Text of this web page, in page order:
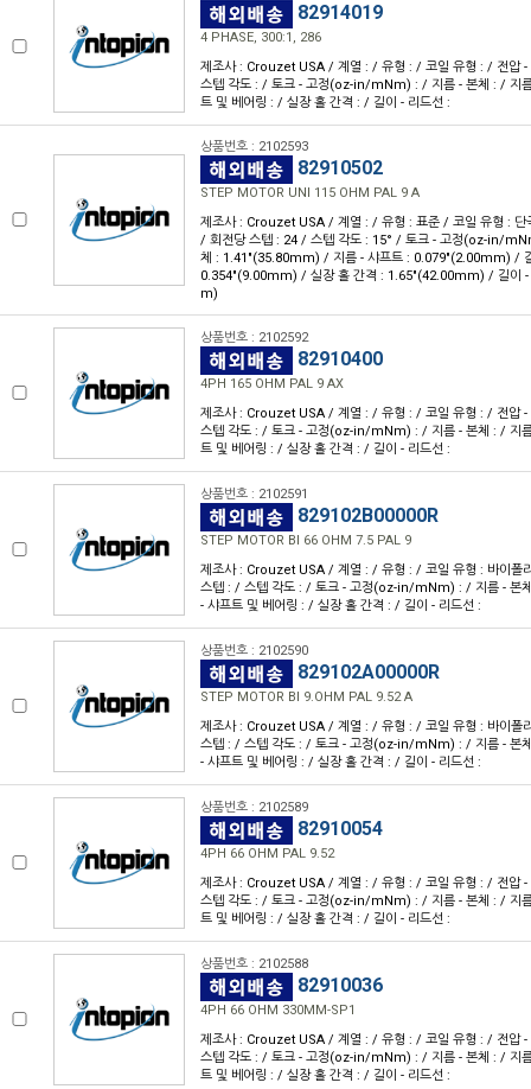
82914019
4 PHASE, 300:1, 286
제조사 : Crouzet USA / 계열 : / 유형 : / 코일 유형 : / 전압
스텝 각도 : / 토크 - 고정(oz-in/mNm) : / 지름 - 본체 : / 지
트 및 베어링 : / 실장 홀 간격 : / 길이 - 리드선 :
상품번호 : 2102593
82910502
STEP MOTOR UNI 115 OHM PAL 9 A
제조사 : Crouzet USA / 계열 : / 유형 : 표준 / 코일 유형 : 단
/ 회전당 스텝 : 24 / 스텝 각도 : 15° / 토크 - 고정(oz-in/
체 : 1.41"(35.80mm) / 지름 - 샤프트 : 0.079"(2.00mm) /
0.354"(9.00mm) / 실장 홀 간격 : 1.65"(42.00mm) / 길이
m)
상품번호 : 2102592
82910400
4PH 165 OHM PAL 9 AX
제조사 : Crouzet USA / 계열 : / 유형 : / 코일 유형 : / 전압
스텝 각도 : / 토크 - 고정(oz-in/mNm) : / 지름 - 본체 : / 지
트 및 베어링 : / 실장 홀 간격 : / 길이 - 리드선 :
상품번호 : 2102591
829102B00000R
STEP MOTOR BI 66 OHM 7.5 PAL 9
제조사 : Crouzet USA / 계열 : / 유형 : / 코일 유형 : 바이폴
스텝 : / 스텝 각도 : / 토크 - 고정(oz-in/mNm) : / 지름 - 본
- 샤프트 및 베어링 : / 실장 홀 간격 : / 길이 - 리드선 :
상품번호 : 2102590
829102A00000R
STEP MOTOR BI 9.OHM PAL 9.52 A
제조사 : Crouzet USA / 계열 : / 유형 : / 코일 유형 : 바이폴
스텝 : / 스텝 각도 : / 토크 - 고정(oz-in/mNm) : / 지름 - 본
- 샤프트 및 베어링 : / 실장 홀 간격 : / 길이 - 리드선 :
상품번호 : 2102589
82910054
4PH 66 OHM PAL 9.52
제조사 : Crouzet USA / 계열 : / 유형 : / 코일 유형 : / 전압
스텝 각도 : / 토크 - 고정(oz-in/mNm) : / 지름 - 본체 : / 지
트 및 베어링 : / 실장 홀 간격 : / 길이 - 리드선 :
상품번호 : 2102588
82910036
4PH 66 OHM 330MM-SP1
제조사 : Crouzet USA / 계열 : / 유형 : / 코일 유형 : / 전압
스텝 각도 : / 토크 - 고정(oz-in/mNm) : / 지름 - 본체 : / 지
트 및 베어링 : / 실장 홀 간격 : / 길이 - 리드선 :